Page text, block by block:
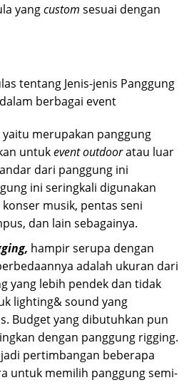
yangcustom sesuai dengan
tentang Jenis-jenis Panggung
berbagai event
yaitu merupakan panggung
untukevent outdooratau luar
dari panggung ini
ini seringkali digunakan
musik, pentas seni
dan lain sebagainya.
hampir serupa dengan
adalah ukuran dari
yang lebih pendek dan tidak
lighting& sound yang
Budget yang dibutuhkan pun
dengan panggung rigging.
pertimbangan beberapa
untuk memilih panggung semi-